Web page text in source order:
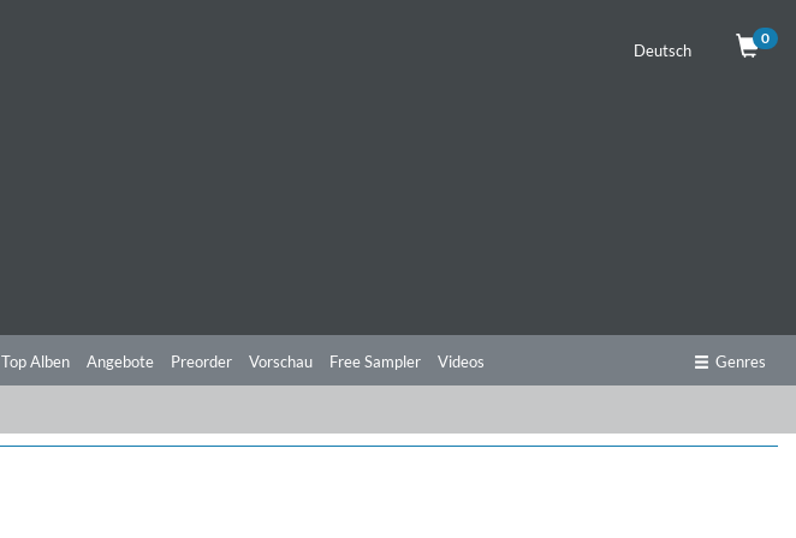
Deutsch
0
Top Alben Angebote Preorder Vorschau Free Sampler Videos Genres